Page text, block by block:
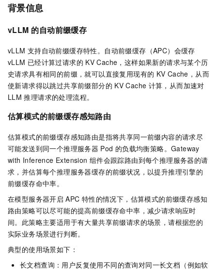
背景信息
vLLM 的自动前缀缓存
vLLM 支持自动前缀缓存特性。自动前缀缓存（APC）会缓存
vLLM 已经计算过请求的 KV Cache，这样如果新的请求与某个历
史请求具有相同的前缀，就可以直接复用现有的 KV Cache，从而
使新请求得以跳过共享前缀部分的 KV Cache 计算，从而加速对
LLM 推理请求的处理流程。
估算模式的前缀缓存感知路由
估算模式的前缀缓存感知路由是指将共享同一前缀内容的请求尽
可能发送到同一个推理服务器 Pod 的负载均衡策略。 Gateway
with Inference Extension 组件会跟踪路由到每个推理服务器的请
求，并估算每个推理服务器缓存的前缀状况，以提升推理引擎的
前缀缓存命中率。
在模型服务器开启 APC 特性的情况下，估算模式的前缀缓存感知
路由策略可以尽可能的提高前缀缓存命中率，减少请求响应时
间。此策略主要适用于有大量共享前缀请求的场景，请根据您的
实际业务场景进行判断。
典型的使用场景如下：
长文档查询：用户反复使用不同的查询对同一长文档（例如软